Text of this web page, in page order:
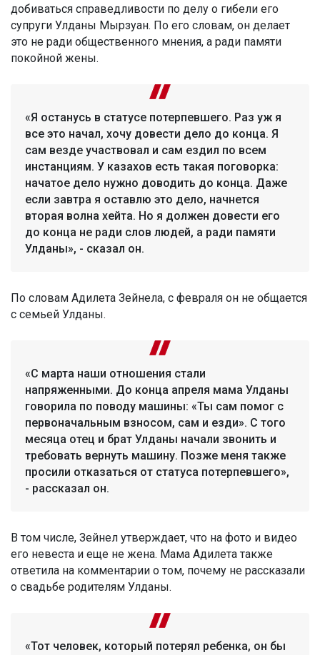
добиваться справедливости по делу о гибели его
супруги Улданы Мырзуан. По его словам, он делает
это не ради общественного мнения, а ради памяти
покойной жены.
«Я останусь в статусе потерпевшего. Раз уж я
все это начал, хочу довести дело до конца. Я
сам везде участвовал и сам ездил по всем
инстанциям. У казахов есть такая поговорка:
начатое дело нужно доводить до конца. Даже
если завтра я оставлю это дело, начнется
вторая волна хейта. Но я должен довести его
до конца не ради слов людей, а ради памяти
Улданы», - сказал он.
По словам Адилета Зейнела, с февраля он не общается
с семьей Улданы.
«С марта наши отношения стали
напряженными. До конца апреля мама Улданы
говорила по поводу машины: «Ты сам помог с
первоначальным взносом, сам и езди». С того
месяца отец и брат Улданы начали звонить и
требовать вернуть машину. Позже меня также
просили отказаться от статуса потерпевшего»,
- рассказал он.
В том числе, Зейнел утверждает, что на фото и видео
его невеста и еще не жена. Мама Адилета также
ответила на комментарии о том, почему не рассказали
о свадьбе родителям Улданы.
«Тот человек, который потерял ребенка, он бы